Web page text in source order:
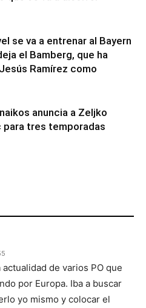
se va a entrenar al Bayern
el Bamberg, que ha
Ramírez como
anuncia a Zeljko
para tres temporadas
de varios PO que
por Europa. Iba a buscar
yo mismo y colocar el